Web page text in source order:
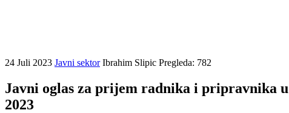
24 Juli 2023 Javni sektor Ibrahim Slipic Pregleda: 782
Javni oglas za prijem radnika i pripravnika
2023